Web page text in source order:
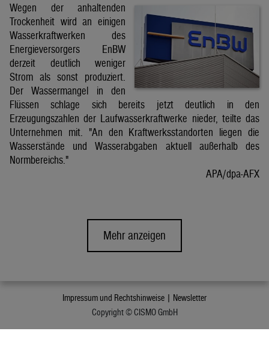
Wegen der anhaltenden
Trockenheit wird an einigen
Wasserkraftwerken des
Energieversorgers EnBW
derzeit deutlich weniger
Strom als sonst produziert.
Der Wassermangel in den
Flüssen schlage sich bereits jetzt deutlich in den
Erzeugungszahlen der Laufwasserkraftwerke nieder, teilte das
Unternehmen mit. "An den Kraftwerksstandorten liegen die
Wasserstände und Wasserabgaben aktuell außerhalb des
Normbereichs."
APA/dpa-AFX
Mehr anzeigen
Impressum und Rechtshinweise | Newsletter
Copyright © CISMO GmbH